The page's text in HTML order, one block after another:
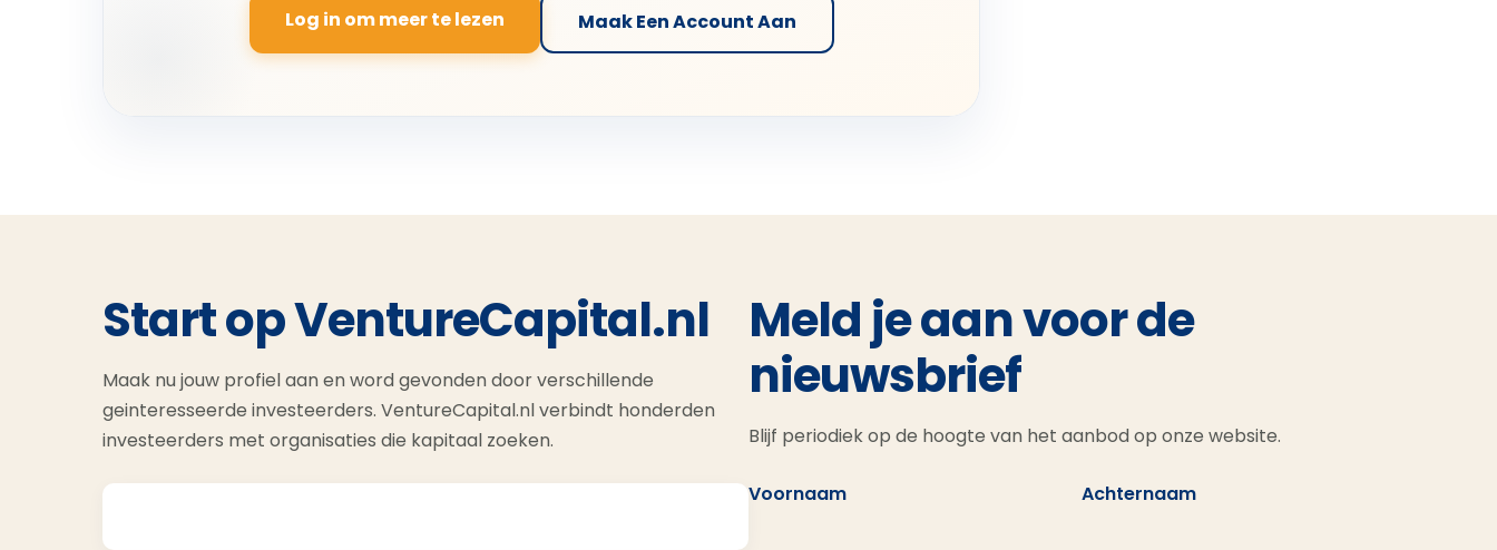
Log in om meer te lezen Maak Een Account Aan
Start op VentureCapital.nl
Maak nu jouw profiel aan en word gevonden door verschillende
geinteresseerde investeerders. VentureCapital.nl verbindt honderden
investeerders met organisaties die kapitaal zoeken.
Meld je aan voor de
nieuwsbrief
Blijf periodiek op de hoogte van het aanbod op onze website.
Voornaam Achternaam